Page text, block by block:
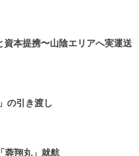
本提携〜山陰エリアへ実運送
の引き渡し
蓉翔丸」就航